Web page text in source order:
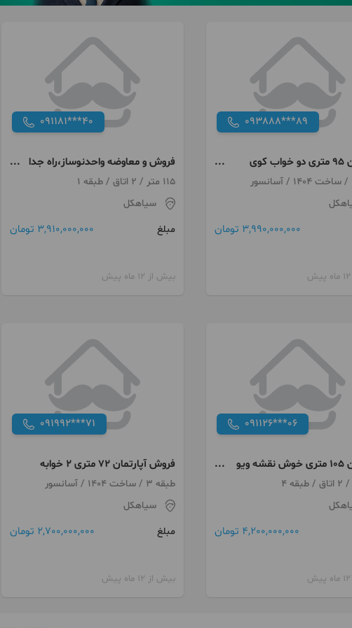
093888***89
آپارتمان ۹۵ متری دو خواب کوی
3,990,000,000 تومان
091181***40
فروش و معاوضه واحدنوساز،راه جدا
در کوی اعتمادی
115 متر / 2 اتاق / طبقه 1
سیاهکل
مبلغ
3,910,000,000 تومان
بیش از 12 ماه پیش
091126***06
آپارتمان ۱۰۵ متری خوش نقشه ویو
4,200,000,000 تومان
091992***71
فروش آپارتمان ۷۲ متری ۲ خوابه
طبقه 3 / ساخت 1404 / آسانسور
سیاهکل
مبلغ
2,700,000,000 تومان
بیش از 12 ماه پیش